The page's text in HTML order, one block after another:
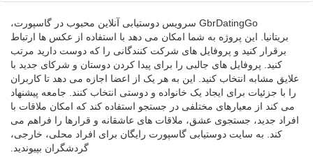
GbrDatingGo سرویس دوستیابی آنلاین محبوب در گاسپورت،
بریتانیا. این پروژه به شما امکان می دهد با استفاده از عکس ها ارتباط
برقرار کنید و پروفایل های شرکت کنندگانی را که دوست دارید مرتب
کنید. پروفایل های جالبی را برای پیدا کردن دوستان و شرکای جدید با
علایق مشابه انتخاب کنید. این به هر یک از اعضا اجازه می دهد تا کاربران
را با جزئیات برای ایجاد یک خانواده و دوستی انتخاب کنند. جامعه پیشنهاد
می کند از معیارهای مختلفی در جستجو استفاده کند که امکان ملاقات با
افراد جدید، جستجوی عشق، ملاقات های عاشقانه و قرارها را فراهم می
کند. به سایت دوستیابی گاسپورت رایگان برای افراد محلی، خارجی،
گردشگران بپیوندید.